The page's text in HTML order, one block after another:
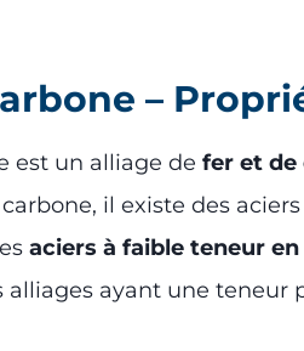
–
est un alliage de fer et de
il existe des
aciers à faible teneur
alliages ayant une teneur